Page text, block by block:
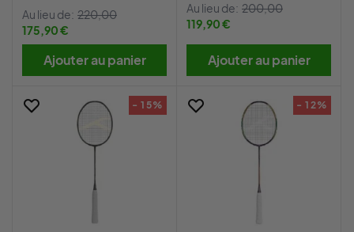
Au lieu de: 220,00
175,90 €
Ajouter au panier
Au lieu de: 200,00
119,90 €
Ajouter au panier
- 15% - 12%